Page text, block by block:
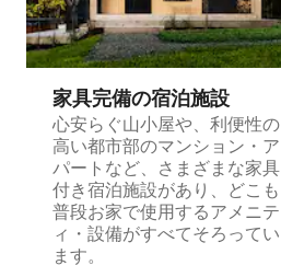
家具完備の宿⁠泊⁠施⁠設
心安らぐ山小屋や、利便性の
高い都市部のマンション・ア
パートなど、さまざまな家具
付き宿泊施設があり、どこも
普段お家で使用するアメニテ
ィ・設備がすべてそろってい
ます。